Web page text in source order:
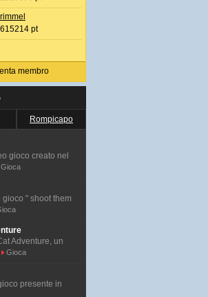
rimmel
615214 pt
membro
Rompicapo
gioco creato nel
Gioca
" shoot them
Adventure, un
Gioca
presente in